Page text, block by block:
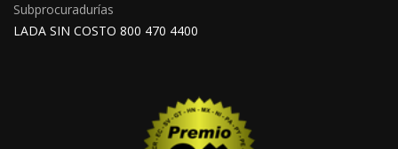
Subprocuradurías
LADA SIN COSTO 800 470 4400